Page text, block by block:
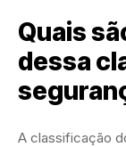
Quais
dessa
A classificação